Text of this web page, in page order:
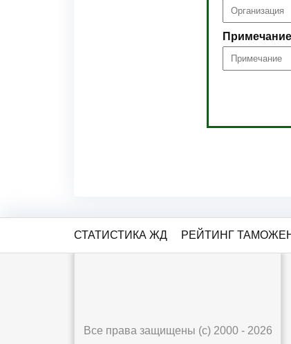
Примечание
СТАТИСТИКА ЖД РЕЙТИНГ
Все права защищены (с) 2000 - 2026